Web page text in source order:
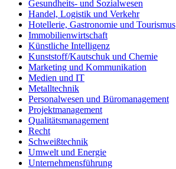
Gesundheits- und Sozialwesen
Handel, Logistik und Verkehr
Hotellerie, Gastronomie und Tourismus
Immobilienwirtschaft
Künstliche Intelligenz
Kunststoff/Kautschuk und Chemie
Marketing und Kommunikation
Medien und IT
Metalltechnik
Personalwesen und Büromanagement
Projektmanagement
Qualitätsmanagement
Recht
Schweißtechnik
Umwelt und Energie
Unternehmensführung